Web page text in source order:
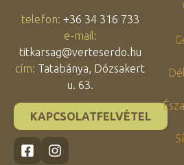
telefon: +36 34 316 733
e-mail:
titkarsag@verteserdo.hu
cím: Tatabánya, Dózsakert
u. 63.
KAPCSOLATFELVÉTEL